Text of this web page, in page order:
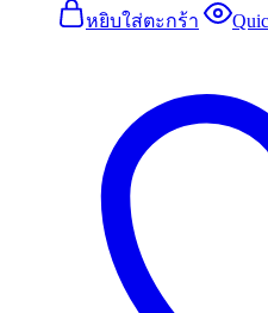
หยิบใส่ตะกร้า